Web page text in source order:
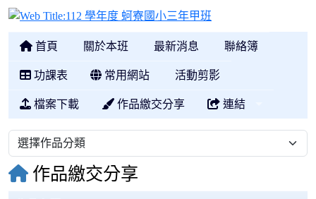
首頁 關於本班 最新消息 聯絡簿
功課表 常用網站 活動剪影
檔案下載 作品繳交分享 連結
作品繳交分享